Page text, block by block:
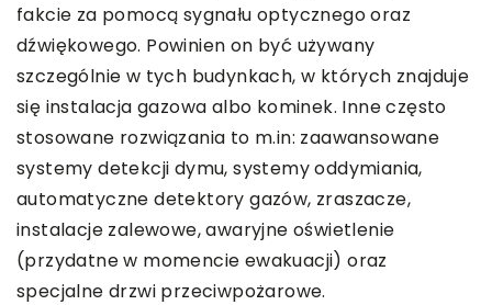
fakcie za pomocą sygnału optycznego oraz
dźwiękowego. Powinien on być używany
szczególnie w tych budynkach, w których znajduje
się instalacja gazowa albo kominek. Inne często
stosowane rozwiązania to m.in: zaawansowane
systemy detekcji dymu, systemy oddymiania,
automatyczne detektory gazów, zraszacze,
instalacje zalewowe, awaryjne oświetlenie
(przydatne w momencie ewakuacji) oraz
specjalne drzwi przeciwpożarowe.